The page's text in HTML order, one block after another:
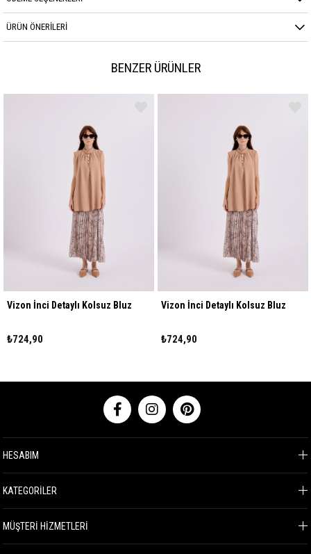
ÜRÜN ÖNERILERI
BENZER ÜRÜNLER
Vizon İnci Detaylı Kolsuz Bluz
₺724,90
Vizon İnci Detaylı Kolsuz Bluz
₺724,90
HESABIM
KATEGORİLER
MÜŞTERİ HİZMETLERİ